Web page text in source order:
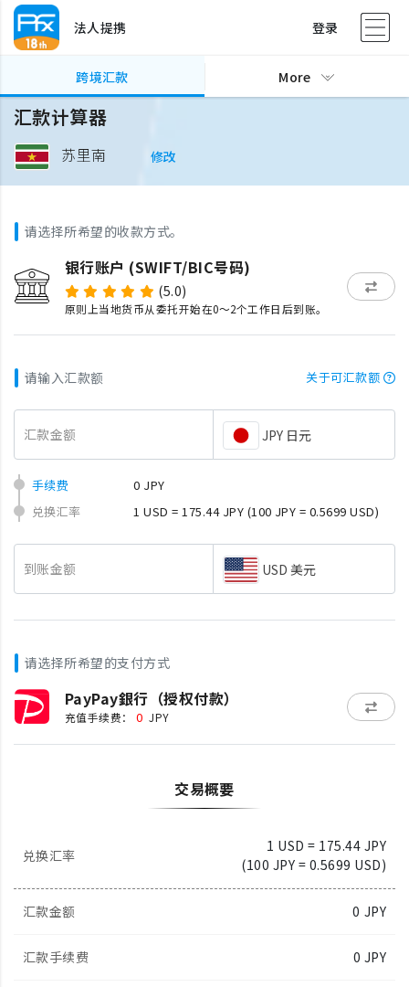
法人提携 登录
跨境汇款 More
汇款计算器
苏里南 修改
请选择所希望的收款方式。
银行账户 (SWIFT/BIC号码)
(5.0)
原则上当地货币从委托开始在0～2个工作日后到账。
请输入汇款额 关于可汇款额
汇款金额 JPY 日元
手续费
0 JPY
兑换汇率
1 USD = 175.44 JPY (100 JPY = 0.5699 USD)
到账金额 USD 美元
请选择所希望的支付方式
PayPay銀行（授权付款）
充值手续费： 0 JPY
交易概要
兑换汇率
1 USD = 175.44 JPY
(100 JPY = 0.5699 USD)
汇款金额 0 JPY
汇款手续费 0 JPY